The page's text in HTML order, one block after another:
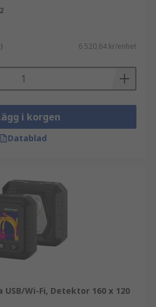
6 520,64 kr/enhet
i korgen
Datablad
USB/Wi-Fi, Detektor 160 x 120